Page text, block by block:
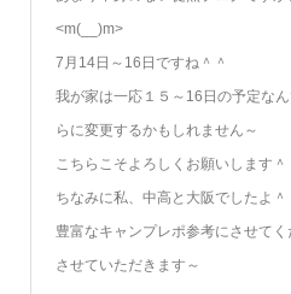
<m(__)m>
7月14日～16日ですね＾＾
我が家は一応１５～16日の予定な
らに変更するかもしれません～
こちらこそよろしくお願いします＾
ちなみに私、中高と大阪でしたよ＾
豊富なキャンプレポ参考にさせて
させていただきます～